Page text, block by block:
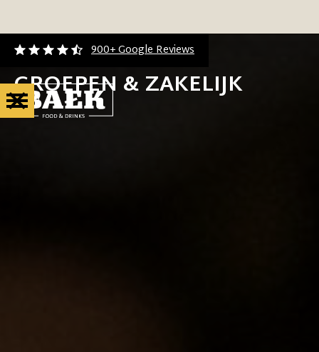
900+ Google Reviews
NL EN
GROEPEN & ZAKELIJK